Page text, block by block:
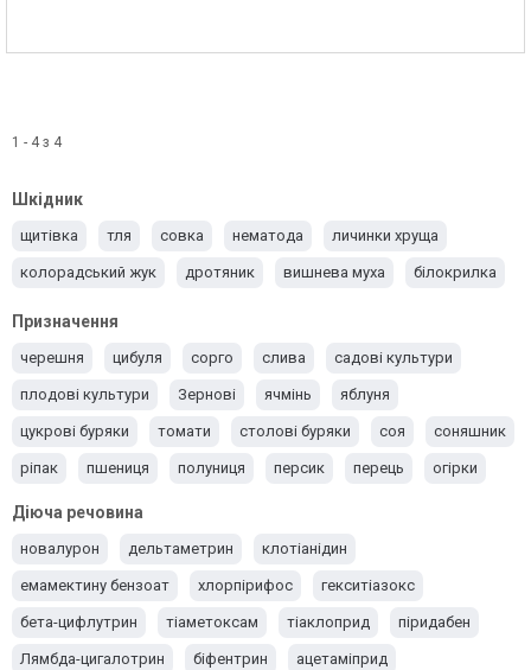
1 - 4 з 4
Шкідник
щитівка тля совка нематода личинки хруща
колорадський жук дротяник вишнева муха білокрилка
Призначення
черешня цибуля сорго слива садові культури
плодові культури Зернові ячмінь яблуня
цукрові буряки томати столові буряки соя соняшник
ріпак пшениця полуниця персик перець огірки
люцерна Кукурудза
Горох Вишня Виноград Баклажани
Діюча речовина
новалурон дельтаметрин клотіанідин
емамектину бензоат хлорпірифос гекситіазокс
бета-цифлутрин тіаметоксам тіаклоприд піридабен
Лямбда-цигалотрин біфентрин ацетаміприд